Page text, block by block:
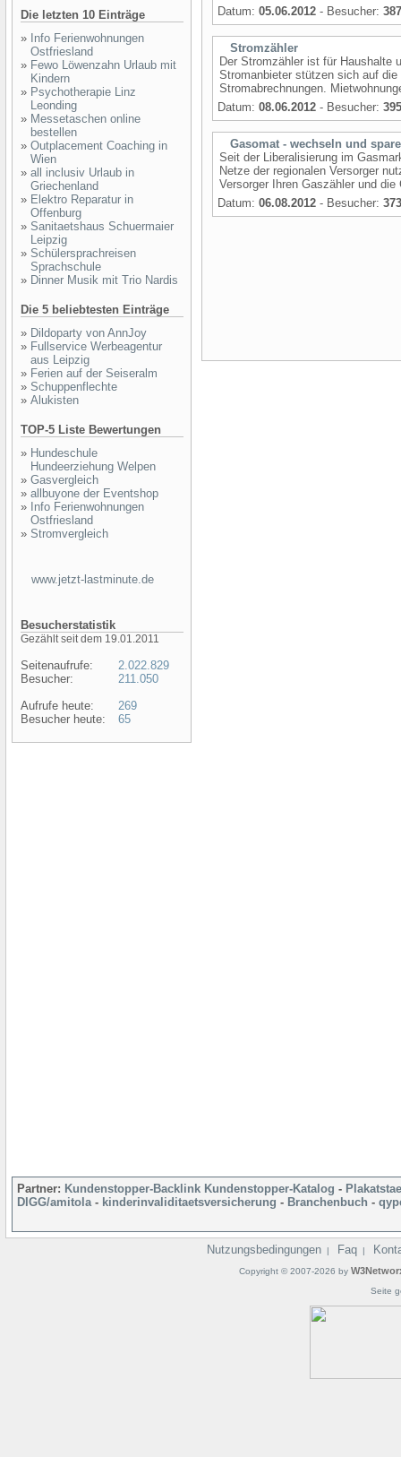
Die letzten 10 Einträge
» Info Ferienwohnungen
Ostfriesland
» Fewo Löwenzahn Urlaub mit
Kindern
» Psychotherapie Linz
Leonding
» Messetaschen online
bestellen
» Outplacement Coaching in
Wien
» all inclusiv Urlaub in
Griechenland
» Elektro Reparatur in
Offenburg
» Sanitaetshaus Schuermaier
Leipzig
» Schülersprachreisen
Sprachschule
» Dinner Musik mit Trio Nardis
Die 5 beliebtesten Einträge
» Dildoparty von AnnJoy
» Fullservice Werbeagentur
aus Leipzig
» Ferien auf der Seiseralm
» Schuppenflechte
» Alukisten
TOP-5 Liste Bewertungen
» Hundeschule
Hundeerziehung Welpen
» Gasvergleich
» allbuyone der Eventshop
» Info Ferienwohnungen
Ostfriesland
» Stromvergleich
www.jetzt-lastminute.de
Besucherstatistik
Gezählt seit dem 19.01.2011
Seitenaufrufe:
Besucher:
Aufrufe heute:
Besucher heute:
2.022.829
211.050
269
65
Datum: 05.06.2012 - Besucher:
Stromzähler
Der Stromzähler ist für Haushalte
Stromanbieter stützen sich auf
Stromabrechnungen.
Datum: 08.06.2012 - Besucher:
Gasomat - wechseln und
Seit der Liberalisierung im
Netze der regionalen Versorger
Versorger Ihren Gaszähler und
Datum: 06.08.2012 - Besucher:
Partner: Kundenstopper-Backlink Kundenstopper-Katalog -
DIGG/amitola- kinderinvaliditaetsversicherung - Branchenbuch -
Nutzungsbedingungen | Faq |
Copyright © 2007-2026 by
Seite